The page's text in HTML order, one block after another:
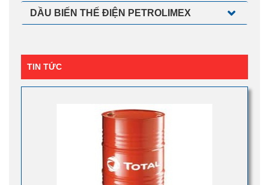
DẦU BIẾN THẾ ĐIỆN PETROLIMEX
TIN TỨC